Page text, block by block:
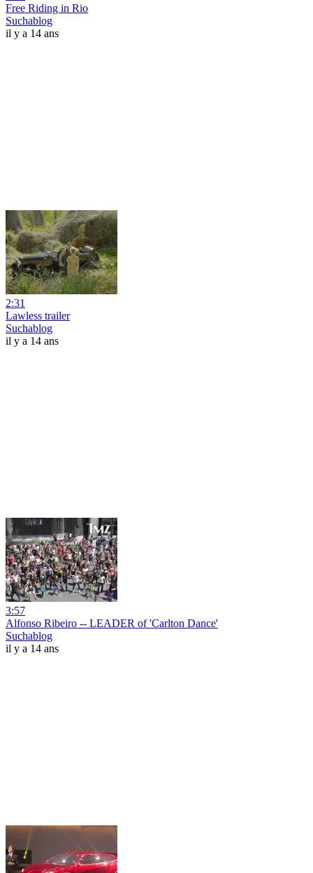
Free Riding in Rio
Suchablog
il y a 14 ans
2:31
Lawless trailer
Suchablog
il y a 14 ans
3:57
Alfonso Ribeiro -- LEADER of 'Carlton Dance'
Suchablog
il y a 14 ans